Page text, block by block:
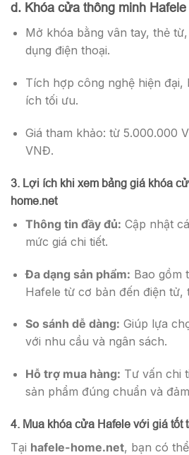
d. Khóa cửa thông minh Hafele
Mở khóa bằng vân tay, thẻ
dụng điện thoại.
Tích hợp công nghệ hiện đại,
ích tối ưu.
Giá tham khảo: từ 5.000.000
VNĐ.
3. Lợi ích khi xem bảng giá khóa
home.net
Thông tin đầy đủ: Cập nhật
mức giá chi tiết.
Đa dạng sản phẩm: Bao gồm
Hafele từ cơ bản đến điện tử,
So sánh dễ dàng: Giúp lựa
với nhu cầu và ngân sách.
Hỗ trợ mua hàng: Tư vấn chi
sản phẩm đúng chuẩn và
4. Mua khóa cửa Hafele với giá tốt
Tại hafele-home.net, bạn có